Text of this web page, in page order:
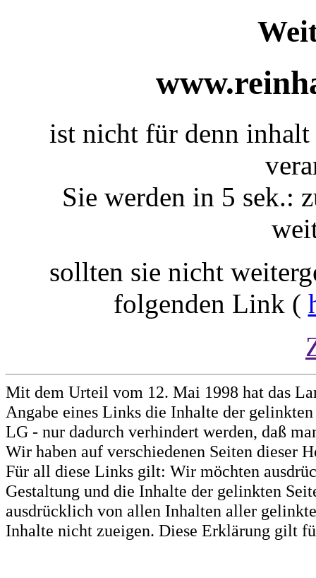
ist nicht für denn
Sie werden in 5 sek.:
sollten sie nicht
folgenden Link (
Mit dem Urteil vom 12. Mai 1998 hat das
Angabe eines Links die Inhalte der
LG - nur dadurch verhindert werden, daß
Wir haben auf verschiedenen Seiten dieser
Für all diese Links gilt: Wir möchten
Gestaltung und die Inhalte der gelinkten
ausdrücklich von allen Inhalten aller
Inhalte nicht zueigen. Diese Erklärung gilt